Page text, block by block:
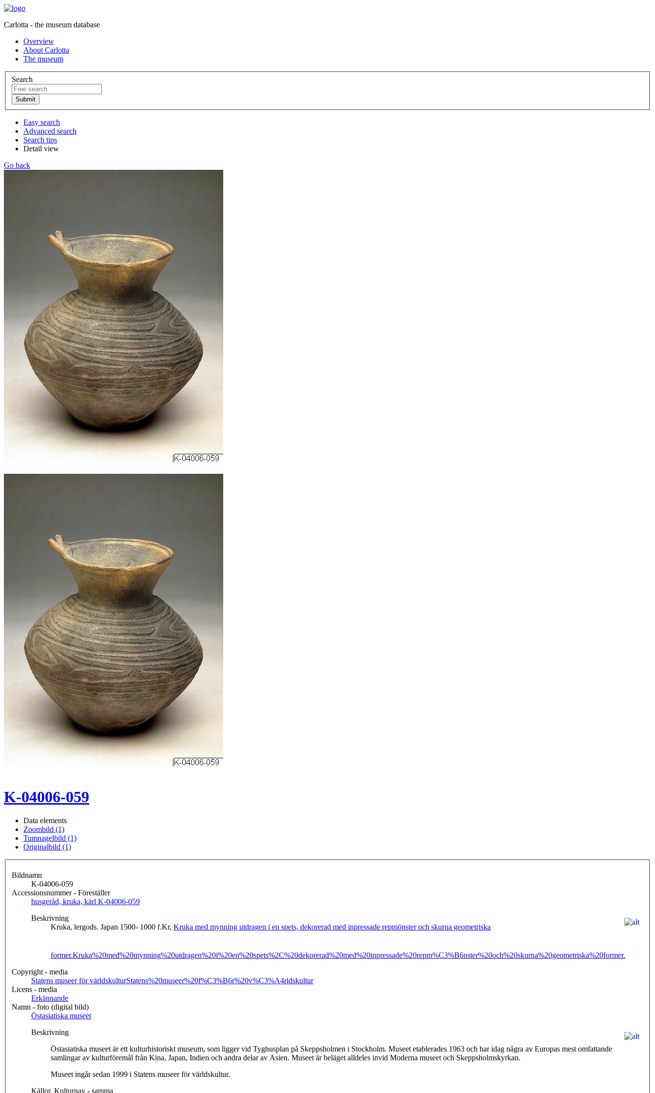
Carlotta - the museum database
Overview
About Carlotta
The museum
Search
Easy search
Advanced search
Search tips
Detail view
Go back
K-04006-059
Data elements
Zoombild (1)
Tumnagelbild (1)
Originalbild (1)
Bildnamn
K-04006-059
Accessionsnummer - Föreställer
husgeråd, kruka, kärl K-04006-059
Beskrivning
Kruka, lergods. Japan 1500- 1000 f.Kr, Kruka med mynning utdragen i en spets, dekorerad med inpressade repmönster och skurna geometriska
former.Kruka%20med%20mynning%20utdragen%20i%20en%20spets%2C%20dekorerad%20med%20inpressade%20repm%C3%B6nster%20och%20skurna%20geometriska%20former.
Copyright - media
Statens museer för världskulturStatens%20museer%20f%C3%B6r%20v%C3%A4rldskultur
Licens - media
Erkännande
Namn - foto (digital bild)
Östasiatiska museet
Beskrivning
Östasiatiska museet är ett kulturhistoriskt museum, som ligger vid Tyghusplan på Skeppsholmen i Stockholm. Museet etablerades 1963 och har idag några av Europas mest omfattande
samlingar av kulturföremål från Kina, Japan, Indien och andra delar av Asien. Museet är beläget alldeles invid Moderna museet och Skeppsholmskyrkan.
Museet ingår sedan 1999 i Statens museer för världskultur.
Källor, Kulturnav - samma